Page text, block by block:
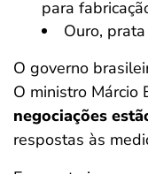
para
Ouro,
O governo
O ministro Márcio
negociações
respostas às